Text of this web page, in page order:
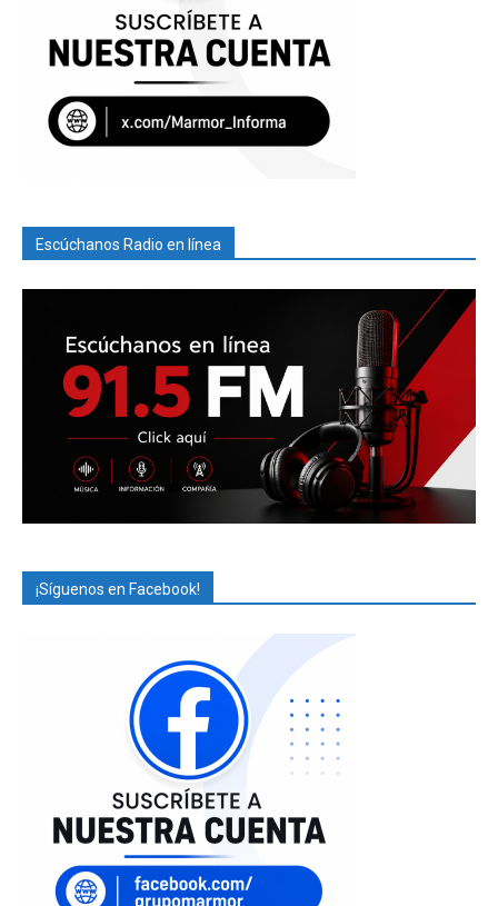
Escúchanos Radio en línea
¡Síguenos en Facebook!